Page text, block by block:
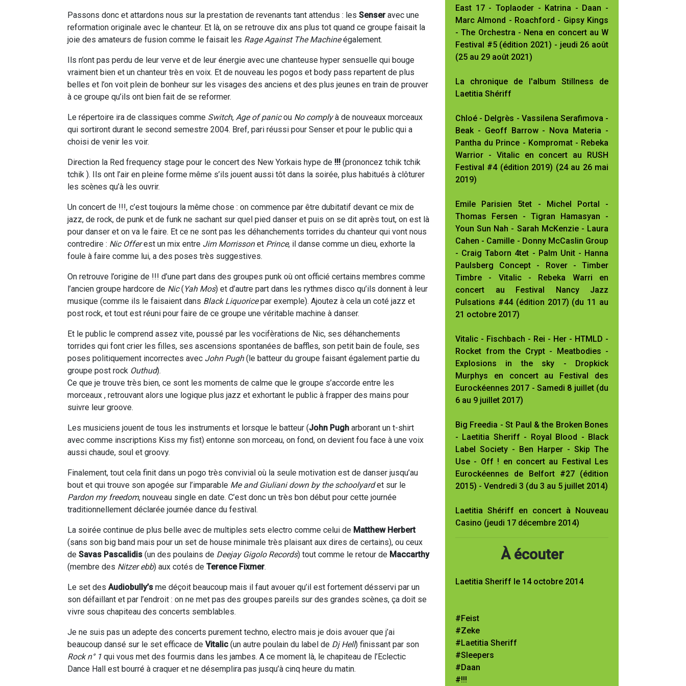
Passons donc et attardons nous sur la prestation de revenants tant attendus : les Senseravec une
reformation originale avec le chanteur. Et là, on se retrouve dix ans plus tot quand ce groupe faisait la
joie des amateurs de fusion comme le faisait les Rage Against The Machineégalement.
Ils n’ont pas perdu de leur verve et de leur énergie avec une chanteuse hyper sensuelle qui bouge
vraiment bien et un chanteur très en voix. Et de nouveau les pogos et body pass repartent de plus
belles et l’on voit plein de bonheur sur les visages des anciens et des plus jeunes en train de prouver
à ce groupe qu’ils ont bien fait de se reformer.
Le répertoire ira de classiques comme Switch, Age of panicou No complyà de nouveaux morceaux
qui sortiront durant le second semestre 2004. Bref, pari réussi pour Senser et pour le public qui a
choisi de venir les voir.
Direction la Red frequency stage pour le concert des New Yorkais hype de !!! (prononcez tchik tchik
tchik ). Ils ont l’air en pleine forme même s’ils jouent aussi tôt dans la soirée, plus habitués à clôturer
les scènes qu’à les ouvrir.
Un concert de !!!, c’est toujours la même chose : on commence par être dubitatif devant ce mix de
jazz, de rock, de punk et de funk ne sachant sur quel pied danser et puis on se dit après tout, on est là
pour danser et on va le faire. Et ce ne sont pas les déhanchements torrides du chanteur qui vont nous
contredire : Nic Offerest un mix entre Jim Morrissonet Prince, il danse comme un dieu, exhorte la
foule à faire comme lui, a des poses très suggestives.
On retrouve l’origine de !!! d’une part dans des groupes punk où ont officié certains membres comme
l’ancien groupe hardcore de Nic(Yah Mos) et d’autre part dans les rythmes disco qu’ils donnent à leur
musique (comme ils le faisaient dans Black Liquoricepar exemple). Ajoutez à cela un coté jazz et
post rock, et tout est réuni pour faire de ce groupe une véritable machine à danser.
Et le public le comprend assez vite, poussé par les vocifèrations de Nic, ses déhanchements
torrides qui font crier les filles, ses ascensions spontanées de baffles, son petit bain de foule, ses
poses politiquement incorrectes avec John Pugh(le batteur du groupe faisant également partie du
groupe post rock Outhud).
Ce que je trouve très bien, ce sont les moments de calme que le groupe s’accorde entre les
morceaux , retrouvant alors une logique plus jazz et exhortant le public à frapper des mains pour
suivre leur groove.
Les musiciens jouent de tous les instruments et lorsque le batteur (John Pugh arborant un t-shirt
avec comme inscriptions Kiss my fist) entonne son morceau, on fond, on devient fou face à une voix
aussi chaude, soul et groovy.
Finalement, tout cela finit dans un pogo très convivial où la seule motivation est de danser jusqu’au
bout et qui trouve son apogée sur l’imparable Me and Giuliani down by the schoolyardet sur le
Pardon my freedom, nouveau single en date. C’est donc un très bon début pour cette journée
traditionnellement déclarée journée dance du festival.
La soirée continue de plus belle avec de multiples sets electro comme celui de Matthew Herbert
(sans son big band mais pour un set de house minimale très plaisant aux dires de certains), ou ceux
de Savas Pascalidis (un des poulains de Deejay Gigolo Records) tout comme le retour de Maccarthy
(membre des Nitzer ebb) aux cotés de Terence Fixmer.
Le set des Audiobully’s me déçoit beaucoup mais il faut avouer qu’il est fortement désservi par un
son défaillant et par l’endroit : on ne met pas des groupes pareils sur des grandes scènes, ça doit se
vivre sous chapiteau des concerts semblables.
Je ne suis pas un adepte des concerts purement techno, electro mais je dois avouer que j’ai
beaucoup dansé sur le set efficace de Vitalic (un autre poulain du label de Dj Hell) finissant par son
Rock n° 1 qui vous met des fourmis dans les jambes. A ce moment là, le chapiteau de l’Eclectic
Dance Hall est bourré à craquer et ne désemplira pas jusqu’à cinq heure du matin.
East 17 - Toplaoder - Katrina - Daan -
Marc Almond - Roachford - Gipsy Kings
- The Orchestra - Nena en concert au W
Festival #5 (édition 2021) - jeudi 26 août
(25 au 29 août 2021)
La chronique de l'album Stillness de
Laetitia Shériff
Chloé - Delgrès - Vassilena Serafimova -
Beak - Geoff Barrow - Nova Materia -
Pantha du Prince - Kompromat - Rebeka
Warrior - Vitalic en concert au RUSH
Festival #4 (édition 2019) (24 au 26 mai
2019)
Emile Parisien 5tet - Michel Portal -
Thomas Fersen - Tigran Hamasyan -
Youn Sun Nah - Sarah McKenzie - Laura
Cahen - Camille - Donny McCaslin Group
- Craig Taborn 4tet - Palm Unit - Hanna
Paulsberg Concept - Rover - Timber
Timbre - Vitalic - Rebeka Warri en
concert au Festival Nancy Jazz
Pulsations #44 (édition 2017) (du 11 au
21 octobre 2017)
Vitalic - Fischbach - Rei - Her - HTMLD -
Rocket from the Crypt - Meatbodies -
Explosions in the sky - Dropkick
Murphys en concert au Festival des
Eurockéennes 2017 - Samedi 8 juillet (du
6 au 9 juillet 2017)
Big Freedia - St Paul & the Broken Bones
- Laetitia Sheriff - Royal Blood - Black
Label Society - Ben Harper - Skip The
Use - Off ! en concert au Festival Les
Eurockéennes de Belfort #27 (édition
2015) - Vendredi 3 (du 3 au 5 juillet 2014)
Laetitia Shériff en concert à Nouveau
Casino (jeudi 17 décembre 2014)
À écouter
Laetitia Sheriff le 14 octobre 2014
#Feist
#Zeke
#Laetitia Sheriff
#Sleepers
#Daan
#!!!